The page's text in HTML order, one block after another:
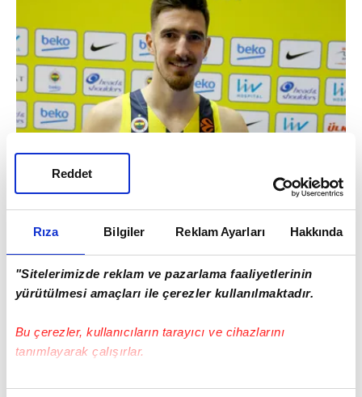
Rıza Bilgiler Reklam Ayarları Hakkında
"Sitelerimizde reklam ve pazarlama faaliyetlerinin
yürütülmesi amaçları ile çerezler kullanılmaktadır.
Bu çerezler, kullanıcıların tarayıcı ve cihazlarını
tanımlayarak çalışırlar.
Bu çerezlere izin vermeniz halinde sizlere özel
Reddet